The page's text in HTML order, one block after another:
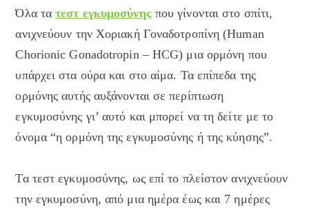
Όλα τατεστ εγκυμοσύνηςπου γίνονται στο σπίτι,
ανιχνεύουν την Χοριακή Γοναδοτροπίνη (Human
Chorionic Gonadotropin – HCG) μια ορμόνη που
υπάρχει στα ούρα και στο αίμα. Τα επίπεδα της
ορμόνης αυτής αυξάνονται σε περίπτωση
εγκυμοσύνης γι’ αυτό και μπορεί να τη δείτε με το
όνομα “η ορμόνη της εγκυμοσύνης ή της κύησης”.
Τα τεστ εγκυμοσύνης, ως επί το πλείστον ανιχνεύουν
την εγκυμοσύνη, από μια ημέρα έως και 7 ημέρες